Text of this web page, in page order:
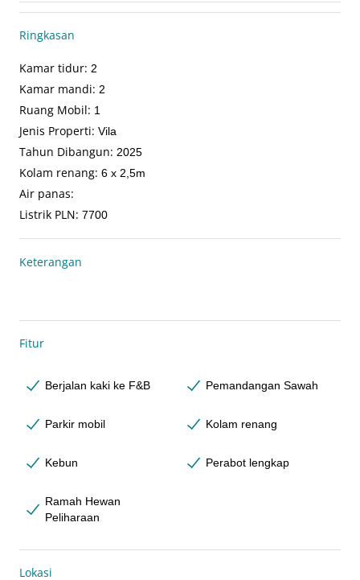
Ringkasan
Kamar tidur: 2
Kamar mandi: 2
Ruang Mobil: 1
Jenis Properti: Vila
Tahun Dibangun: 2025
Kolam renang: 6 x 2,5m
Air panas:
Listrik PLN: 7700
Keterangan
Fitur
Berjalan kaki ke F&B Pemandangan Sawah
Parkir mobil Kolam renang
Kebun Perabot lengkap
Ramah Hewan
Peliharaan
Lokasi